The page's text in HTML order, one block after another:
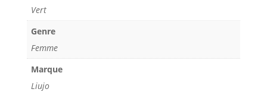
Vert
Genre
Femme
Marque
Liujo